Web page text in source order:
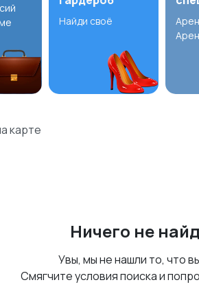
Найди своё
карте
Ничего не
Увы, мы не нашли то, что
Смягчите условия поиска и